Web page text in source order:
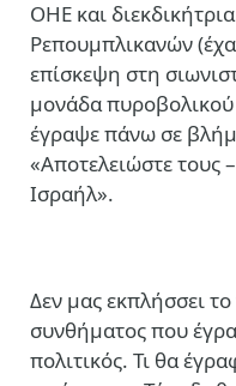
ΟΗΕ και
Ρεπουμπλικανών
επίσκεψη στη
μονάδα
έγραψε πάνω σε
«Αποτελειώστε τους
Ισραήλ».
Δεν μας εκπλήσσει
συνθήματος που
πολιτικός. Τι θα